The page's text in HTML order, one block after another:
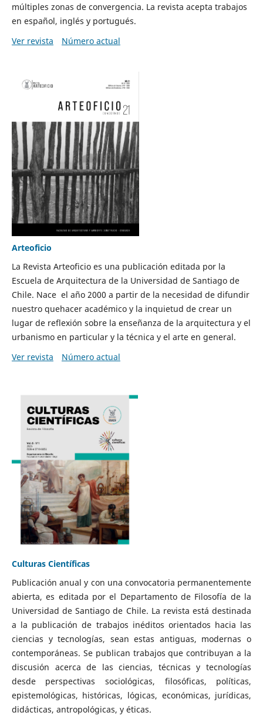
múltiples zonas de convergencia. La revista acepta trabajos
en español, inglés y portugués.
Ver revista
Número actual
Arteoficio
La Revista Arteoficio es una publicación editada por la
Escuela de Arquitectura de la Universidad de Santiago de
Chile. Nace el año 2000 a partir de la necesidad de difundir
nuestro quehacer académico y la inquietud de crear un
lugar de reflexión sobre la enseñanza de la arquitectura y el
urbanismo en particular y la técnica y el arte en general.
Ver revista
Número actual
Culturas Científicas
Publicación anual y con una convocatoria permanentemente
abierta, es editada por el Departamento de Filosofía de la
Universidad de Santiago de Chile. La revista está destinada
a la publicación de trabajos inéditos orientados hacia las
ciencias y tecnologías, sean estas antiguas, modernas o
contemporáneas. Se publican trabajos que contribuyan a la
discusión acerca de las ciencias, técnicas y tecnologías
desde perspectivas sociológicas, filosóficas, políticas,
epistemológicas, históricas, lógicas, económicas, jurídicas,
didácticas, antropológicas, y éticas.